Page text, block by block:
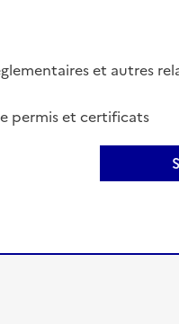
et autres
permis et certificats